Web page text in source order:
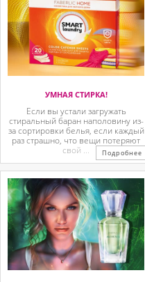
УМНАЯ СТИРКА!
Если вы устали загружать
стиральный баран наполовину из-
за сортировки белья, если каждый
раз страшно, что вещи потеряют
свой ...
Подробнее